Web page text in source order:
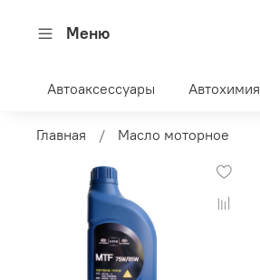
Меню
Автоаксессуары Автохимия
Главная Масло моторное